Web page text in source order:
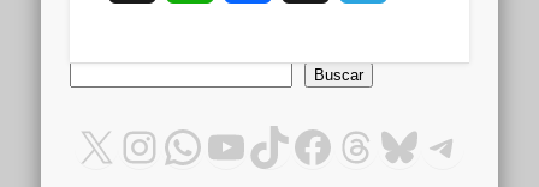
Buscar
X Instagram
WhatsApp
YouTube
TikTok
Facebook
Threads
Bluesky